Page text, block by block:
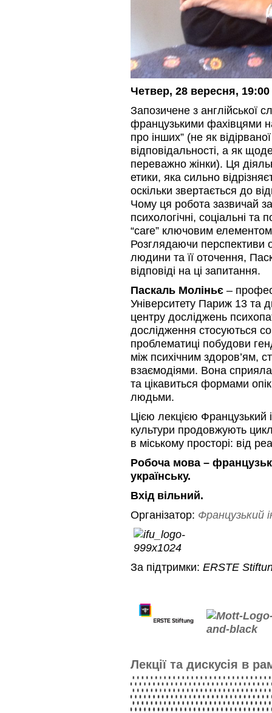
Четвер, 28 вересня, 19:00
Запозичене з англійської
французькими фахівцями
про інших” (не як
відповідальності, а як
переважно жінки). Ця
етики, яка сильно
оскільки звертається до
Чому ця робота зазвичай
психологічні, соціальні та
“care” ключовим
Розглядаючи перспективи
людини та її оточення,
відповіді на ці запитання.
Паскаль Моліньє –
Університету Париж 13 та
центру досліджень
дослідження стосуються
проблематиці побудови
між психічним здоров’ям,
взаємодіями. Вона
та цікавиться формами
людьми.
Цією лекцією Французький
культури продовжують цикл
в міському просторі: від
Робоча мова –
українську.
Вхід вільний.
Організатор: Французький
За підтримки: ERSTE
Лекції та дискусія в